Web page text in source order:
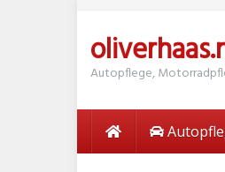
Autopflege,